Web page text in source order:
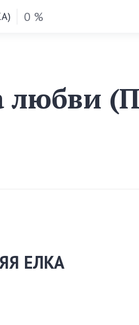
0 %
любви
ЕЛКА